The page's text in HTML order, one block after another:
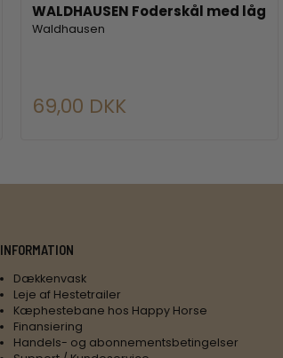
WALDHAUSEN Foderskål med låg
Waldhausen
69,00 DKK
INFORMATION
Dækkenvask
Leje af Hestetrailer
Kæphestebane hos Happy Horse
Finansiering
Handels- og abonnementsbetingelser